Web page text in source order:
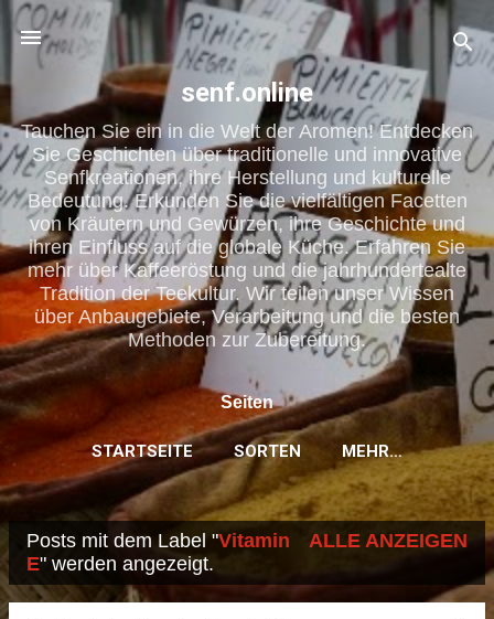
Direkt zum Hauptbereich
senf.online
Tauchen Sie ein in die Welt der Aromen! Entdecken
Sie Geschichten über traditionelle und innovative
Senfkreationen, ihre Herstellung und kulturelle
Bedeutung. Erkunden Sie die vielfältigen Facetten
von Kräutern und Gewürzen, ihre Geschichte und
ihren Einfluss auf die globale Küche. Erfahren Sie
mehr über Kaffeeröstung und die jahrhundertealte
Tradition der Teekultur. Wir teilen unser Wissen
über Anbaugebiete, Verarbeitung und die besten
Methoden zur Zubereitung.
Seiten
STARTSEITE SORTEN MEHR…
P
o
Posts mit dem Label "Vitamin
E" werden angezeigt.
ALLE ANZEIGEN